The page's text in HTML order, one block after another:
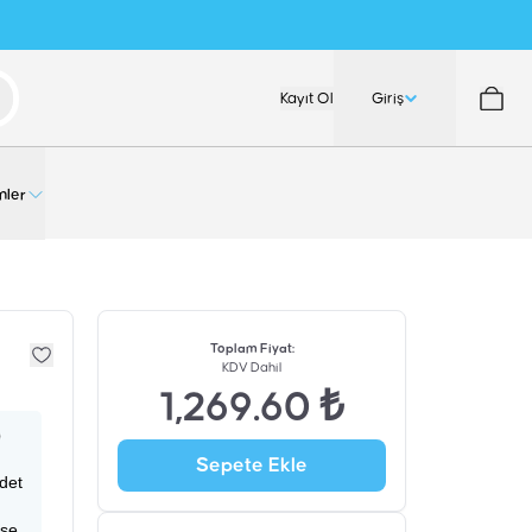
Kayıt Ol Giriş
Toplam Fiyat:
KDV Dahil
1,269.60 ₺
Sepete Ekle